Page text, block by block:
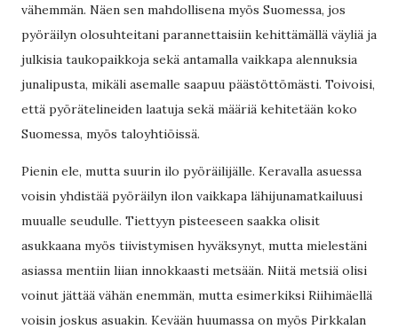
vähemmän. Näen sen mahdollisena myös Suomessa, jos
pyöräilyn olosuhteitani parannettaisiin kehittämällä väyliä ja
julkisia taukopaikkoja sekä antamalla vaikkapa alennuksia
junalipusta, mikäli asemalle saapuu päästöttömästi. Toivoisi,
että pyörätelineiden laatuja sekä määriä kehitetään koko
Suomessa, myös taloyhtiöissä.
Pienin ele, mutta suurin ilo pyöräilijälle. Keravalla asuessa
voisin yhdistää pyöräilyn ilon vaikkapa lähijunamatkailuusi
muualle seudulle. Tiettyyn pisteeseen saakka olisit
asukkaana myös tiivistymisen hyväksynyt, mutta mielestäni
asiassa mentiin liian innokkaasti metsään. Niitä metsiä olisi
voinut jättää vähän enemmän, mutta esimerkiksi Riihimäellä
voisin joskus asuakin. Kevään huumassa on myös Pirkkalan